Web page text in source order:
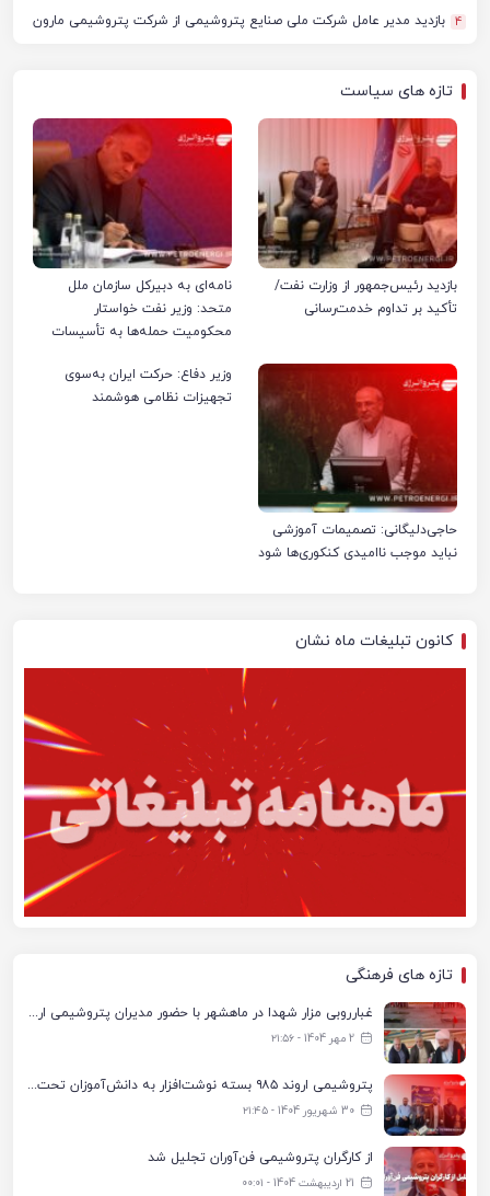
4 بازدید مدیر عامل شرکت ملی صنایع پتروشیمی از شرکت پتروشیمی مارون
تازه های سیاست
بازدید رئیس‌جمهور از وزارت نفت/
تأکید بر تداوم خدمت‌رسانی
نامه‌ای به دبیرکل سازمان ملل
متحد: وزیر نفت خواستار
محکومیت حمله‌ها به تأسیسات
حاجی‌دلیگانی: تصمیمات آموزشی
نباید موجب ناامیدی کنکوری‌ها شود
وزیر دفاع: حرکت ایران به‌سوی
تجهیزات نظامی هوشمند
کانون تبلیغات ماه نشان
تازه های فرهنگی
غبارروبی مزار شهدا در ماهشهر با حضور مدیران پتروشیمی اروند و مسئولان شهری
2 مهر 1404 - ۲۱:۵۶
پتروشیمی اروند ۹۸۵ بسته نوشت‌افزار به دانش‌آموزان تحت پوشش کمیته امداد بندرماهشهر اهدا کرد
30 شهریور 1404 - ۲۱:۴۵
از کارگران پتروشیمی فن‌آوران تجلیل شد
21 اردیبهشت 1404 - ۰۰:۰۱